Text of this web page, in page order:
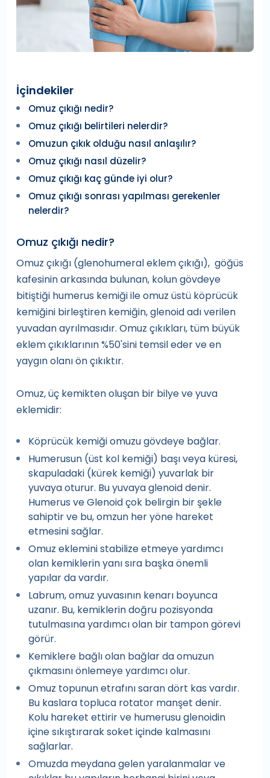
İçindekiler
Omuz çıkığı nedir?
Omuz çıkığı belirtileri nelerdir?
Omuzun çıkık olduğu nasıl anlaşılır?
Omuz çıkığı nasıl düzelir?
Omuz çıkığı kaç günde iyi olur?
Omuz çıkığı sonrası yapılması gerekenler
nelerdir?
Omuz çıkığı nedir?
Omuz çıkığı (glenohumeral eklem çıkığı), göğüs
kafesinin arkasında bulunan, kolun gövdeye
bitiştiği humerus kemiği ile omuz üstü köprücük
kemiğini birleştiren kemiğin, glenoid adı verilen
yuvadan ayrılmasıdır. Omuz çıkıkları, tüm büyük
eklem çıkıklarının %50'sini temsil eder ve en
yaygın olanı ön çıkıktır.
Omuz, üç kemikten oluşan bir bilye ve yuva
eklemidir:
Köprücük kemiği omuzu gövdeye bağlar.
Humerusun (üst kol kemiği) başı veya küresi,
skapuladaki (kürek kemiği) yuvarlak bir
yuvaya oturur. Bu yuvaya glenoid denir.
Humerus ve Glenoid çok belirgin bir şekle
sahiptir ve bu, omzun her yöne hareket
etmesini sağlar.
Omuz eklemini stabilize etmeye yardımcı
olan kemiklerin yanı sıra başka önemli
yapılar da vardır.
Labrum, omuz yuvasının kenarı boyunca
uzanır. Bu, kemiklerin doğru pozisyonda
tutulmasına yardımcı olan bir tampon görevi
görür.
Kemiklere bağlı olan bağlar da omuzun
çıkmasını önlemeye yardımcı olur.
Omuz topunun etrafını saran dört kas vardır.
Bu kaslara topluca rotator manşet denir.
Kolu hareket ettirir ve humerusu glenoidin
içine sıkıştırarak soket içinde kalmasını
sağlarlar.
Omuzda meydana gelen yaralanmalar ve